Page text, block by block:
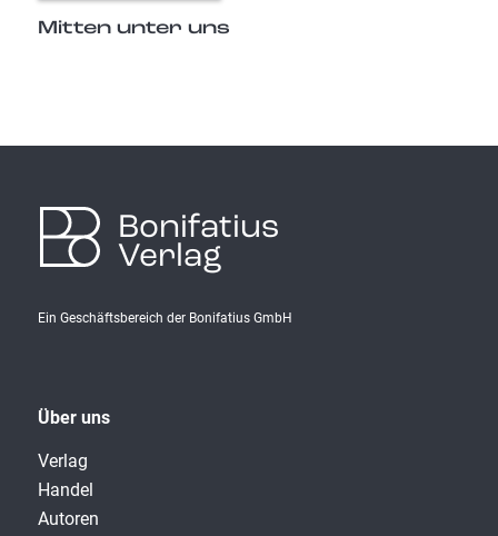
Mitten unter uns
Bonifatius
Verlag
Ein Geschäftsbereich der Bonifatius GmbH
Über uns
Verlag
Handel
Autoren